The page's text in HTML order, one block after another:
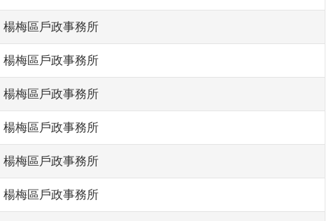
楊梅區戶政事務所
楊梅區戶政事務所
楊梅區戶政事務所
楊梅區戶政事務所
楊梅區戶政事務所
楊梅區戶政事務所